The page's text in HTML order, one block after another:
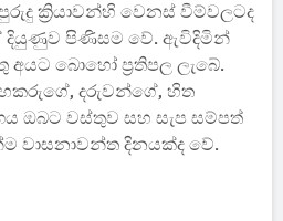
ක්‍රියාවන්හි වෙනස් වීම්වලටද
දියුණුව පිණිසම වේ. ඇවිදිමින්
බොහෝ ප්‍රතිපල ලැබේ.
දරුවන්ගේ, හිත
ඔබට වස්තුව සහ සැප සම්පත්
වාසනාවන්ත දිනයක්ද වේ.